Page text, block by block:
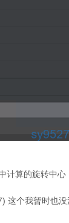
算的旋转中
个我暂时也没